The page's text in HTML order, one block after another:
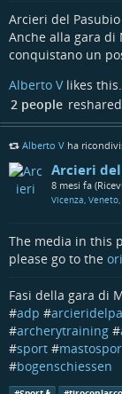
Relatori:
Alberto Marinelli,
comunicazione,
guido d’ubaldo,
Arturo Di Corinto,
cybersicurezza
Federica Fabrizzi,
dell’informazione
dell’Università La
Laura Camilloni,
Massimiliano
Dipartimento di
marco giampaolo,
Luigi Camilloni,
WHAT: Corso
WHEN: 18
WHERE:
Dipartimento di
Arcieri del
Anche alla gara di
conquistano un
Alberto Vlikes this.
2 people
Alberto V ha
Arcieri del
8 mesi fa
Vicenza,
The media in this
please go to the
Fasi della gara di
#adp #
#archerytraining #
#sport #
#bogenschiessen